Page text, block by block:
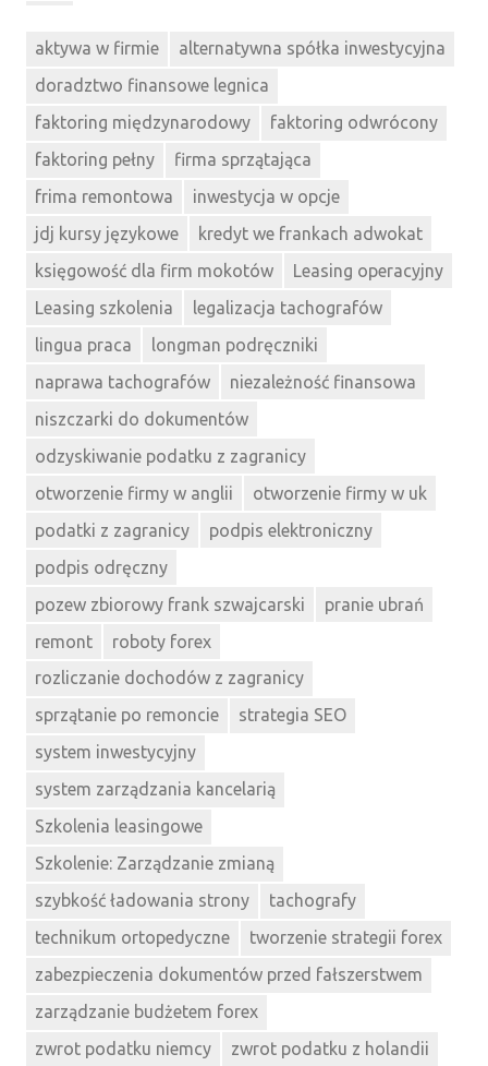
aktywa w firmie
alternatywna spółka inwestycyjna
doradztwo finansowe legnica
faktoring międzynarodowy
faktoring odwrócony
faktoring pełny
firma sprzątająca
frima remontowa
inwestycja w opcje
jdj kursy językowe
kredyt we frankach adwokat
księgowość dla firm mokotów
Leasing operacyjny
Leasing szkolenia
legalizacja tachografów
lingua praca
longman podręczniki
naprawa tachografów
niezależność finansowa
niszczarki do dokumentów
odzyskiwanie podatku z zagranicy
otworzenie firmy w anglii
otworzenie firmy w uk
podatki z zagranicy
podpis elektroniczny
podpis odręczny
pozew zbiorowy frank szwajcarski
pranie ubrań
remont
roboty forex
rozliczanie dochodów z zagranicy
sprzątanie po remoncie
strategia SEO
system inwestycyjny
system zarządzania kancelarią
Szkolenia leasingowe
Szkolenie: Zarządzanie zmianą
szybkość ładowania strony
tachografy
technikum ortopedyczne
tworzenie strategii forex
zabezpieczenia dokumentów przed fałszerstwem
zarządzanie budżetem forex
zwrot podatku niemcy
zwrot podatku z holandii